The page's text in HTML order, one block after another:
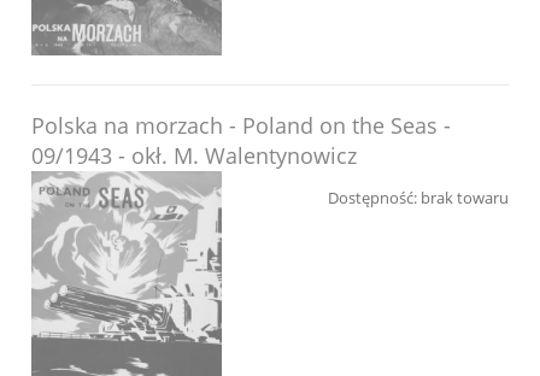
Polska na morzach - Poland on the Seas -
09/1943 - okł. M. Walentynowicz
Dostępność: brak towaru